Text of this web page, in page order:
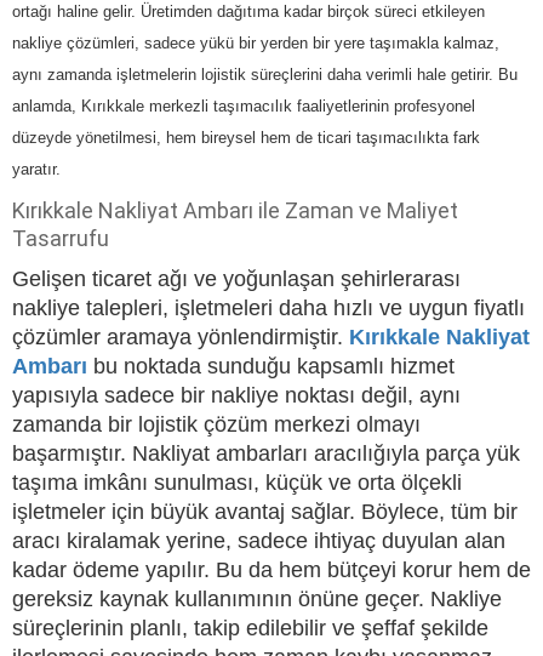
ortağı haline gelir. Üretimden dağıtıma kadar birçok süreci etkileyen
nakliye çözümleri, sadece yükü bir yerden bir yere taşımakla kalmaz,
aynı zamanda işletmelerin lojistik süreçlerini daha verimli hale getirir. Bu
anlamda, Kırıkkale merkezli taşımacılık faaliyetlerinin profesyonel
düzeyde yönetilmesi, hem bireysel hem de ticari taşımacılıkta fark
yaratır.
Kırıkkale Nakliyat Ambarı ile Zaman ve Maliyet
Tasarrufu
Gelişen ticaret ağı ve yoğunlaşan şehirlerarası
nakliye talepleri, işletmeleri daha hızlı ve uygun fiyatlı
çözümler aramaya yönlendirmiştir. Kırıkkale Nakliyat
Ambarı bu noktada sunduğu kapsamlı hizmet
yapısıyla sadece bir nakliye noktası değil, aynı
zamanda bir lojistik çözüm merkezi olmayı
başarmıştır. Nakliyat ambarları aracılığıyla parça yük
taşıma imkânı sunulması, küçük ve orta ölçekli
işletmeler için büyük avantaj sağlar. Böylece, tüm bir
aracı kiralamak yerine, sadece ihtiyaç duyulan alan
kadar ödeme yapılır. Bu da hem bütçeyi korur hem de
gereksiz kaynak kullanımının önüne geçer. Nakliye
süreçlerinin planlı, takip edilebilir ve şeffaf şekilde